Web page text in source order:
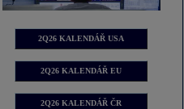
2Q26 KALENDÁŘ USA
2Q26 KALENDÁŘ EU
2Q26 KALENDÁŘ ČR